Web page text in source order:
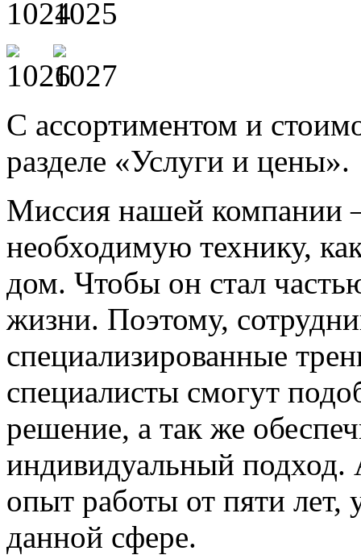
С ассортиментом и
разделе «Услуги и цены».
Миссия нашей компании
необходимую технику,
дом. Чтобы он стал
жизни. Поэтому,
специализированные
специалисты смогут
решение, а так же
индивидуальный
опыт работы от пяти лет,
данной сфере.